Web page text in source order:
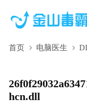
首页 电脑医生
hcn.dll